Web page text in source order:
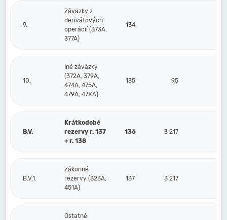
9.
Záväzky z
derivátových
operácií (373A,
377A)
134
10.
Iné záväzky
(372A, 379A,
474A, 475A,
479A, 47XA)
135 95
B.V.
Krátkodobé
rezervy r. 137
+ r. 138
136 3 217
B.V.1.
Zákonné
rezervy (323A,
451A)
137 3 217
Ostatné